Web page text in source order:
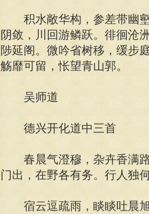
积水敞华构，参差带幽壑
阴敛，川回游鳞跃。徘徊沧
陟延阁。微吟省树移，缓步
觞靡可留，怅望青山郭。
吴师道
德兴开化道中三首
春晨气澄穆，杂卉香满路
门出，在野各有务。行人独
宿云逗疏雨，睒睒吐晨旭